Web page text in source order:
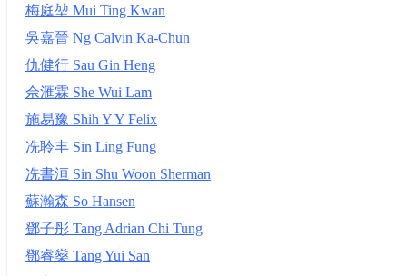
梅庭堃 Mui Ting Kwan
吳嘉晉 Ng Calvin Ka-Chun
仇健行 Sau Gin Heng
佘滙霖 She Wui Lam
施易豫 Shih Y Y Felix
冼聆丰 Sin Ling Fung
冼書洹 Sin Shu Woon Sherman
蘇瀚森 So Hansen
鄧子彤 Tang Adrian Chi Tung
鄧睿燊 Tang Yui San